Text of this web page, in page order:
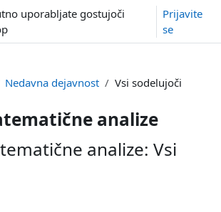
uporabljate gostujoči
Prijavite
se
Nedavna dejavnost Vsi sodelujoči
analize
analize: Vsi